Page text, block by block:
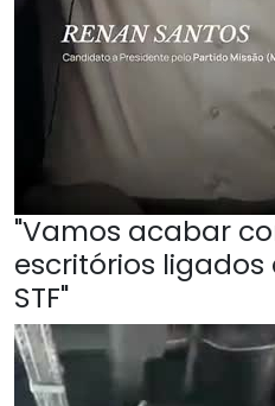
"Vamos acabar
escritórios
STF"